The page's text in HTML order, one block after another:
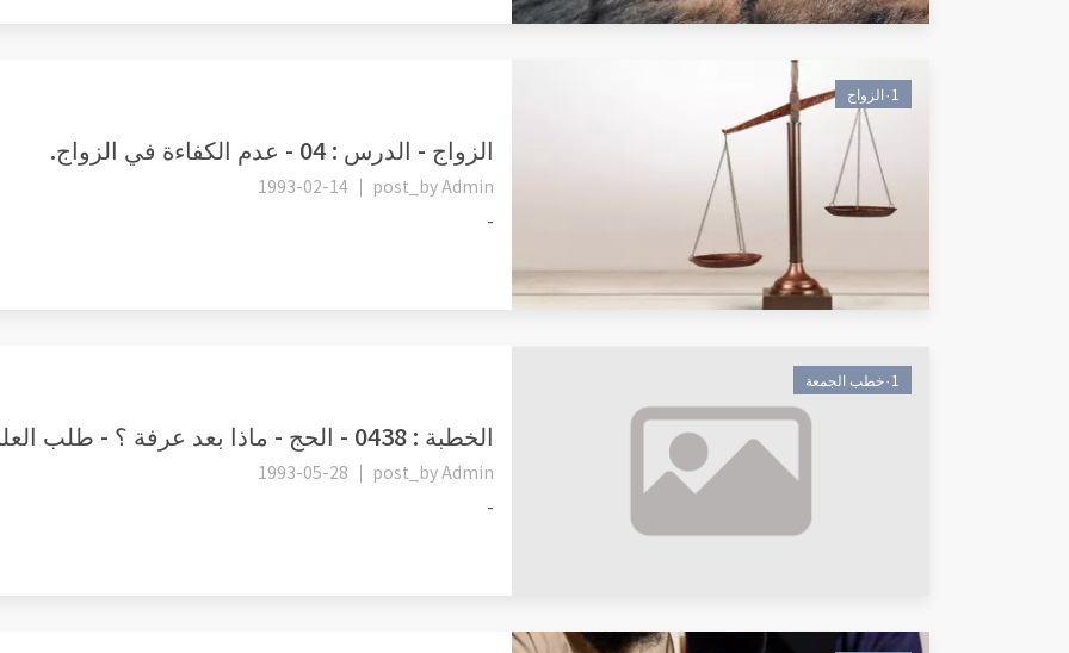
٠1الزواج
الزواج - الدرس : 04 - عدم الكفاءة في الزواج.
post_byAdmin
1993-02-14
-
٠1خطب الجمعة
الخطبة : 0438 - الحج - ماذا بعد عرفة ؟ - طلب العلم.
post_byAdmin
1993-05-28
-